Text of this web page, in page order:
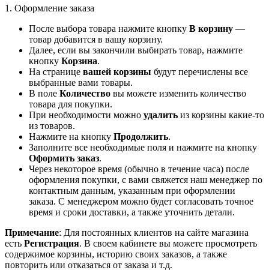
1. Оформление заказа
После выбора товара нажмите кнопку В корзину —
товар добавится в вашу корзину.
Далее, если вы закончили выбирать товар, нажмите
кнопку Корзина.
На странице вашей корзины будут перечислены все
выбранные вами товары.
В поле Количество вы можете изменить количество
товара для покупки.
При необходимости можно удалить из корзины какие-то
из товаров.
Нажмите на кнопку Продолжить.
Заполните все необходимые поля и нажмите на кнопку
Оформить заказ.
Через некоторое время (обычно в течение часа) после
оформления покупки, с вами свяжется наш менеджер по
контактным данным, указанным при оформлении
заказа. С менеджером можно будет согласовать точное
время и сроки доставки, а также уточнить детали.
Примечание: Для постоянных клиентов на сайте магазина
есть Регистрация. В своем кабинете вы можете просмотреть
содержимое корзины, историю своих заказов, а также
повторить или отказаться от заказа и т.д.